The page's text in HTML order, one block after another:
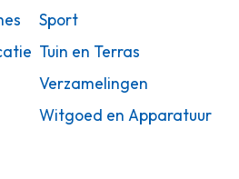
Sport
Tuin en Terras
Verzamelingen
Witgoed en Apparatuur